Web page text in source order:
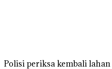
Polisi periksa kembali